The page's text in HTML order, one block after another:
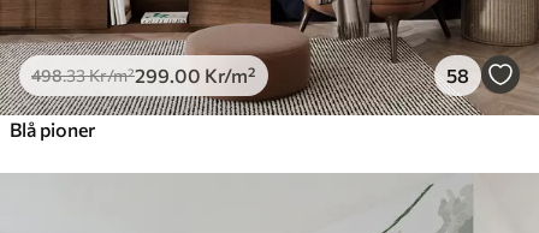
498.33Kr/m²299 .00 Kr/m² 58
Blå pioner